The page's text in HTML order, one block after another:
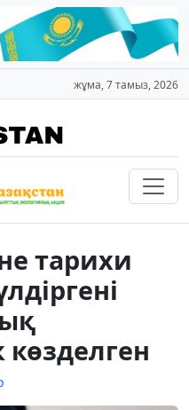
жұма, 7 тамыз, 2026
тарихи
көзделген